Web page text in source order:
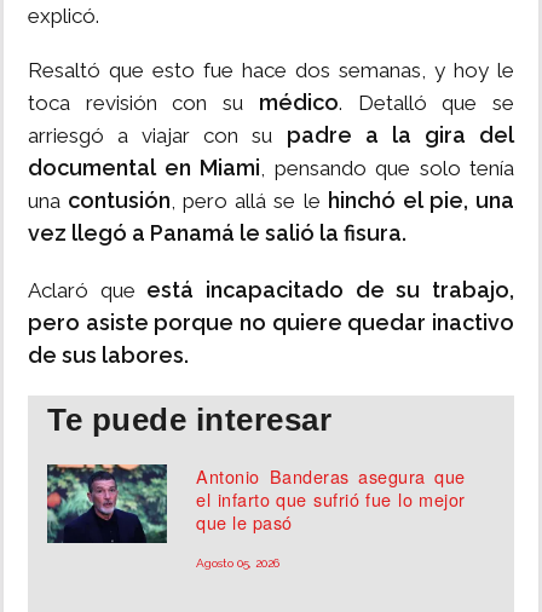
explicó.
Resaltó que esto fue hace dos semanas, y hoy le
toca revisión con su médico. Detalló que se
arriesgó a viajar con su padre a la gira del
documental en Miami, pensando que solo tenía
una contusión, pero allá se le hinchó el pie, una
vez llegó a Panamá le salió la fisura.
Aclaró que está incapacitado de su trabajo,
pero asiste porque no quiere quedar inactivo
de sus labores.
Te puede interesar
Antonio Banderas asegura que
el infarto que sufrió fue lo mejor
que le pasó
Agosto 05, 2026